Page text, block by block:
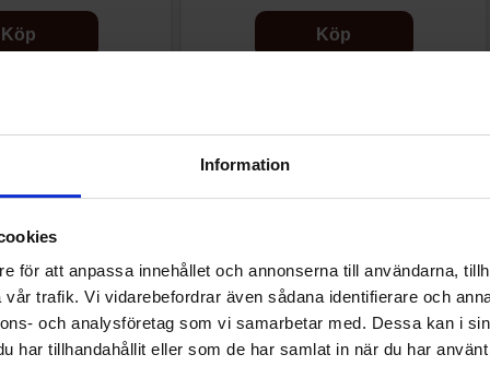
Information
för att anpassa innehållet och annonserna till användarna,
trafik. Vi vidarebefordrar även sådana identifierare och
och analysföretag som vi samarbetar med. Dessa kan i
har tillhandahållit eller som de har samlat in när du har
Köp Köp